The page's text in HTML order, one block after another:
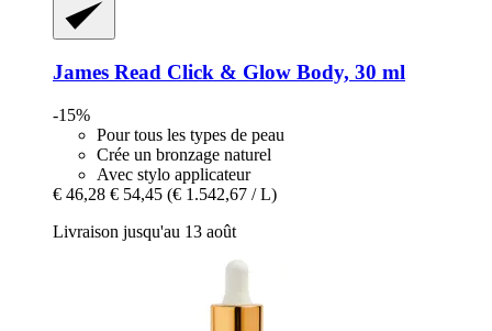
James Read Click & Glow Body, 30 ml
-15%
Pour tous les types de peau
Crée un bronzage naturel
Avec stylo applicateur
€ 46,28 € 54,45 (€ 1.542,67 / L)
Livraison jusqu'au 13 août